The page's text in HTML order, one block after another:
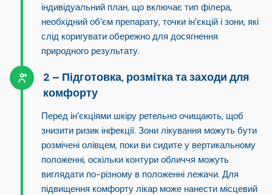
індивідуальний план, що включає тип філера,
необхідний об’єм препарату, точки ін’єкцій і зони, які
слід коригувати обережно для досягнення
природного результату.
Підготовка, розмітка та заходи для
комфорту
Перед ін’єкціями шкіру ретельно очищають, щоб
знизити ризик інфекції. Зони лікування можуть бути
розмічені олівцем, поки ви сидите у вертикальному
положенні, оскільки контури обличчя можуть
виглядати по-різному в положенні лежачи. Для
підвищення комфорту лікар може нанести місцевий